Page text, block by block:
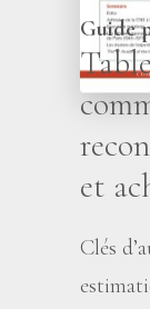
Guide
et
Clés